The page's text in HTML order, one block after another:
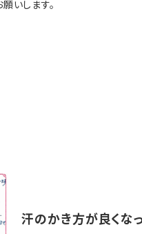
いします。
汗のかき方が良くな